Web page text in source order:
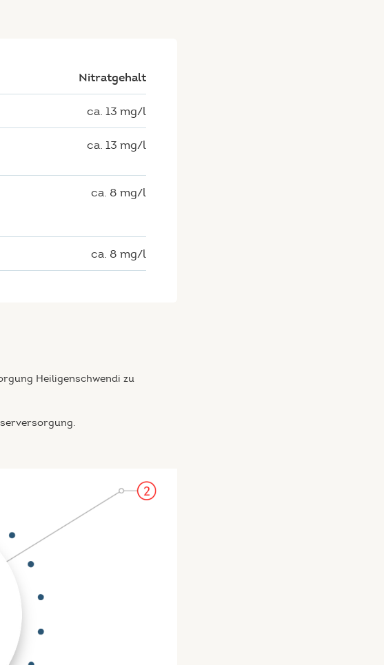
Nitratgehalt
ca. 13 mg/l
ca. 13 mg/l
ca. 8 mg/l
ca. 8 mg/l
Heiligenschwendi zu